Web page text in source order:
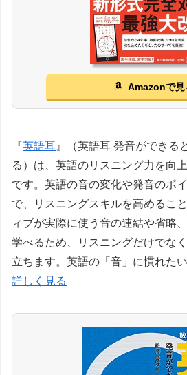
Amazonで見
『英語耳 』（英語耳 発音ができる
る）は、英語のリスニング力を向
です。英語の音の変化や発音のポ
で、リスニングスキルを高めるこ
ィブが実際に使う音の連結や省略
学べるため、リスニングだけでな
立ちます。英語の「音」に慣れた
詳しく見る